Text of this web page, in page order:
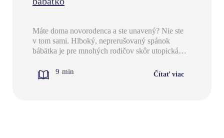
Máte doma novorodenca a ste unavený? Nie ste
v tom sami. Hlboký, neprerušovaný spánok
bábätka je pre mnohých rodičov skôr utopická…
9 min Čítať viac